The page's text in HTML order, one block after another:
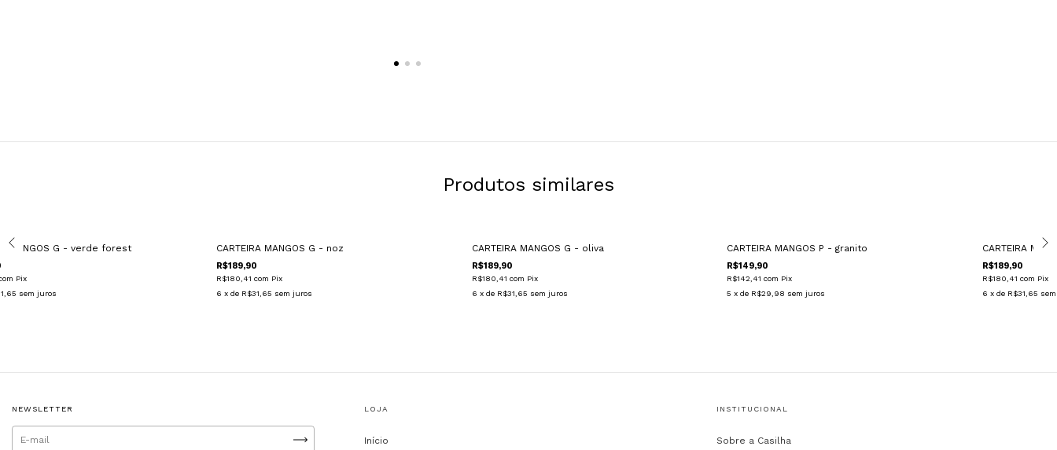
Produtos similares
MANGOS G - verde forest
Pix
sem juros
CARTEIRA MANGOS G - noz
R$189,90
R$180,41 com Pix
6 x de R$31,65 sem juros
CARTEIRA MANGOS G - oliva
R$189,90
R$180,41 com Pix
6 x de R$31,65 sem juros
CARTEIRA MANGOS P - granito
R$149,90
R$142,41com Pix
5 x de R$29,98 sem juros
CARTEIRA
R$189,90
R$180,41 com Pix
6 x de R$31,65
NEWSLETTER LOJA
Início
INSTITUCIONAL
Sobre a Casilha